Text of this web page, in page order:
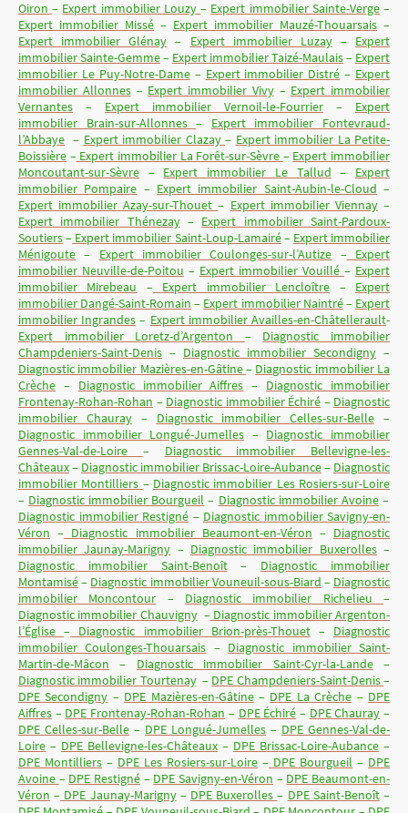
Oiron– Expert immobilier Louzy– Expert immobilier Sainte-Verge–
Expert immobilier Missé – Expert immobilier Mauzé-Thouarsais –
Expert immobilier Glénay – Expert immobilier Luzay– Expert
immobilier Sainte-Gemme– Expert immobilier Taizé-Maulais– Expert
immobilier Le Puy-Notre-Dame– Expert immobilier Distré – Expert
immobilier Allonnes– Expert immobilier Vivy– Expert immobilier
Vernantes – Expert immobilier Vernoil-le-Fourrier – Expert
immobilier Brain-sur-Allonnes– Expert immobilier Fontevraud-
l’Abbaye – Expert immobilier Clazay – Expert immobilier La Petite-
Boissière –Expert immobilier La Forêt-sur-Sèvre – Expert immobilier
Moncoutant-sur-Sèvre – Expert immobilier Le Tallud – Expert
immobilier Pompaire – Expert immobilier Saint-Aubin-le-Cloud –
Expert immobilier Azay-sur-Thouet– Expert immobilier Viennay–
Expert immobilier Thénezay– Expert immobilier Saint-Pardoux-
Soutiers– Expert immobilier Saint-Loup-Lamairé– Expert immobilier
Ménigoute – Expert immobilier Coulonges-sur-l’Autize –Expert
immobilier Neuville-de-Poitou – Expert immobilier Vouillé – Expert
immobilier Mirebeau –Expert immobilier Lencloître – Expert
immobilier Dangé-Saint-Romain – Expert immobilier Naintré– Expert
immobilier Ingrandes – Expert immobilier Availles-en-Châtellerault-
Expert immobilier Loretz-d’Argenton – Diagnostic immobilier
Champdeniers-Saint-Denis – Diagnostic immobilier Secondigny –
Diagnostic immobilier Mazières-en-Gâtine– Diagnostic immobilier La
Crèche – Diagnostic immobilier Aiffres – Diagnostic immobilier
Frontenay-Rohan-Rohan – Diagnostic immobilier Échiré – Diagnostic
immobilier Chauray– Diagnostic immobilier Celles-sur-Belle –
Diagnostic immobilier Longué-Jumelles – Diagnostic immobilier
Gennes-Val-de-Loire – Diagnostic immobilier Bellevigne-les-
Châteaux– Diagnostic immobilier Brissac-Loire-Aubance– Diagnostic
immobilier Montilliers – Diagnostic immobilier Les Rosiers-sur-Loire
– Diagnostic immobilier Bourgueil – Diagnostic immobilier Avoine–
Diagnostic immobilier Restigné – Diagnostic immobilier Savigny-en-
Véron – Diagnostic immobilier Beaumont-en-Véron – Diagnostic
immobilier Jaunay-Marigny – Diagnostic immobilier Buxerolles–
Diagnostic immobilier Saint-Benoît– Diagnostic immobilier
Montamisé– Diagnostic immobilier Vouneuil-sous-Biard – Diagnostic
immobilier Moncontour – Diagnostic immobilier Richelieu–
Diagnostic immobilier Chauvigny–Diagnostic immobilier Argenton-
l’Église– Diagnostic immobilier Brion-près-Thouet– Diagnostic
immobilier Coulonges-Thouarsais – Diagnostic immobilier Saint-
Martin-de-Mâcon – Diagnostic immobilier Saint-Cyr-la-Lande–
Diagnostic immobilier Tourtenay– DPE Champdeniers-Saint-Denis–
DPE Secondigny – DPE Mazières-en-Gâtine– DPE La Crèche – DPE
Aiffres – DPE Frontenay-Rohan-Rohan – DPE Échiré – DPE Chauray –
DPE Celles-sur-Belle – DPE Longué-Jumelles – DPE Gennes-Val-de-
Loire – DPE Bellevigne-les-Châteaux – DPE Brissac-Loire-Aubance –
DPE Montilliers – DPE Les Rosiers-sur-Loire – DPE Bourgueil – DPE
Avoine – DPE Restigné – DPE Savigny-en-Véron – DPE Beaumont-en-
Véron – DPE Jaunay-Marigny– DPE Buxerolles– DPE Saint-Benoît–